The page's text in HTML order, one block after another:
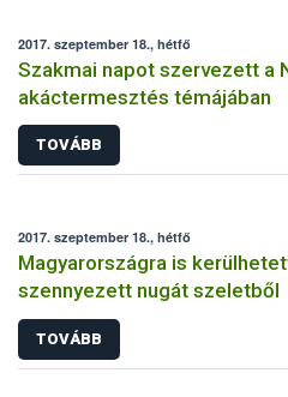
2017. szeptember 18., hétfő
Szakmai napot szervezett a
akáctermesztés témájában
TOVÁBB
2017. szeptember 18., hétfő
Magyarországra is
szennyezett nugát szeletből
TOVÁBB